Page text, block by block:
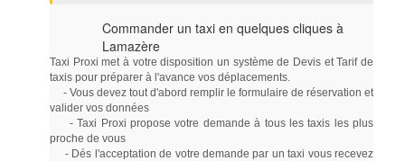
Commander un taxi en quelques cliques à
Lamazère
Taxi Proxi met à votre disposition un système de Devis et Tarif de
taxis pour préparer à l'avance vos déplacements.
- Vous devez tout d'abord remplir le formulaire de réservation et
valider vos données
- Taxi Proxi propose votre demande à tous les taxis les plus
proche de vous
- Dés l'acceptation de votre demande par un taxi vous recevez